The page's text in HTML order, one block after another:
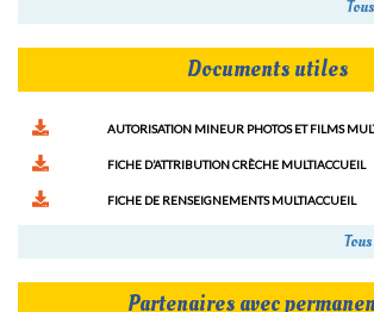
Documents utiles
AUTORISATION MINEUR PHOTOS ET FILMS
FICHE D’ATTRIBUTION CRÈCHE MULTIACCUEIL
FICHE DE RENSEIGNEMENTS MULTIACCUEIL
Partenaires avec